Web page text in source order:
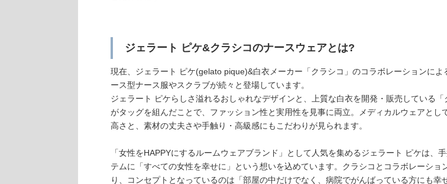
ジェラート ピケ&クラシコのナースウェアとは?
現在、ジェラート ピケ(gelato pique)&白衣メーカー「クラシコ」のコラボレーションによ
ース型ナース服やスクラブが続々と登場しています。
ジェラート ピケらしさ溢れるおしゃれなデザインと、上質な白衣を開発・販売している「
がタッグを組んだことで、ファッション性と実用性を見事に両立。メディカルウェアとし
高さと、素材の丈夫さや手触り・高級感にもこだわりが見られます。
「女性をHAPPYにするルームウェアブランド」として人気を集めるジェラート ピケは、
テムに「すべての女性を幸せに」という想いを込めています。クラシコとコラボレーショ
り、コンセプトとなっているのは「部屋の中だけでなく、病院でがんばっている方にも幸